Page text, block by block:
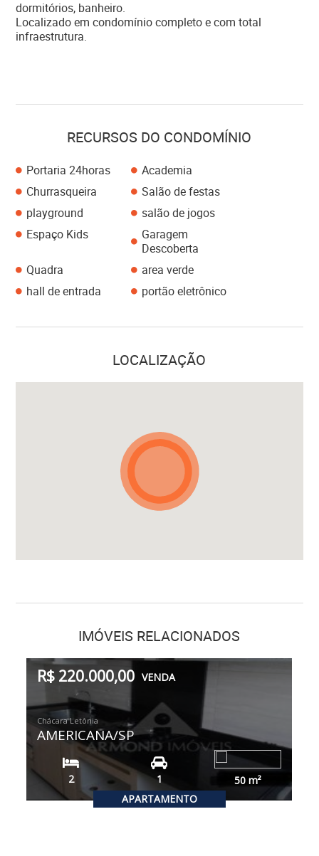
dormitórios, banheiro.
Localizado em condomínio completo e com total
infraestrutura.
RECURSOS DO CONDOMÍNIO
Portaria 24horas
Academia
Churrasqueira
Salão de festas
playground
salão de jogos
Espaço Kids
Garagem
Descoberta
Quadra
area verde
hall de entrada
portão eletrônico
LOCALIZAÇÃO
IMÓVEIS RELACIONADOS
APARTAMENTO
R$ 220.000,00 VENDA
Chácara Letônia
AMERICANA/SP
2 1 50m²